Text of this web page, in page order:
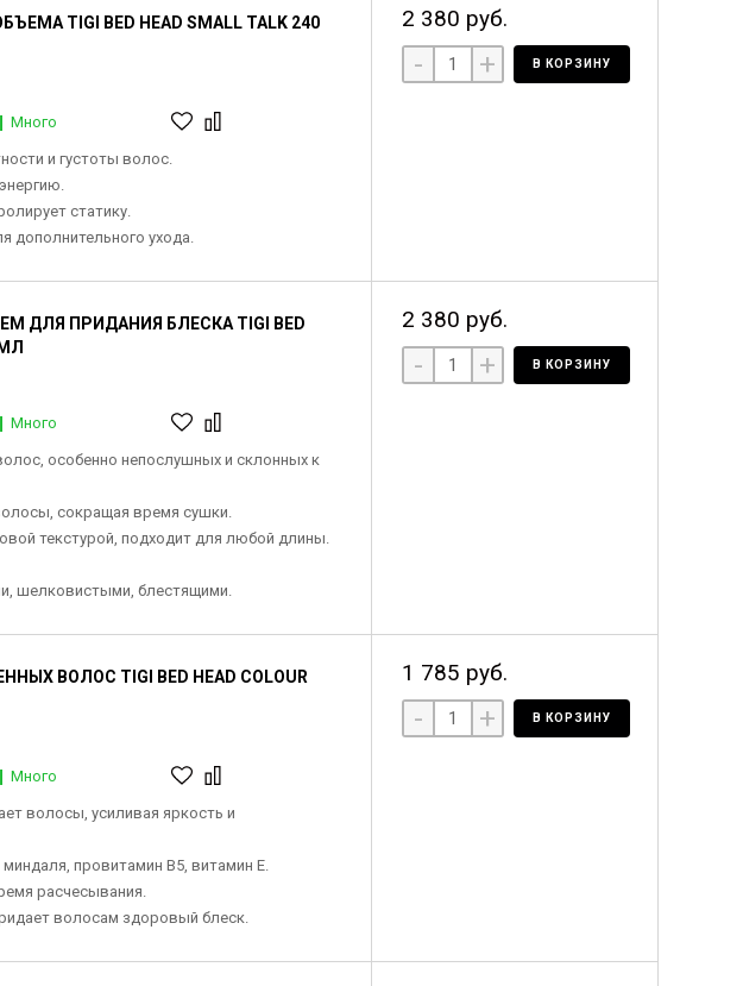
TIGI BED HEAD SMALL TALK 240
Много
и густоты волос.
статику.
дополнительного ухода.
2 380 руб.
- + В КОРЗИНУ
ДЛЯ ПРИДАНИЯ БЛЕСКА TIGI BED
Много
особенно непослушных и склонных к
сокращая время сушки.
текстурой, подходит для любой длины.
шелковистыми, блестящими.
2 380 руб.
- + В КОРЗИНУ
ВОЛОС TIGI BED HEAD COLOUR
Много
волосы, усиливая яркость и
провитамин В5, витамин Е.
расчесывания.
волосам здоровый блеск.
1 785 руб.
- + В КОРЗИНУ